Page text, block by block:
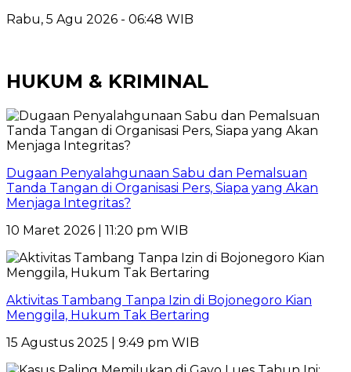
Rabu, 5 Agu 2026 - 06:48 WIB
HUKUM & KRIMINAL
Dugaan Penyalahgunaan Sabu dan Pemalsuan
Tanda Tangan di Organisasi Pers, Siapa yang Akan
Menjaga Integritas?
10 Maret 2026 | 11:20 pm WIB
Aktivitas Tambang Tanpa Izin di Bojonegoro Kian
Menggila, Hukum Tak Bertaring
15 Agustus 2025 | 9:49 pm WIB